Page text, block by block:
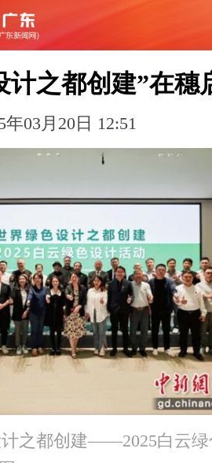
计之都创建”在穗
03月20日 12:51
计之都创建——2025白云绿